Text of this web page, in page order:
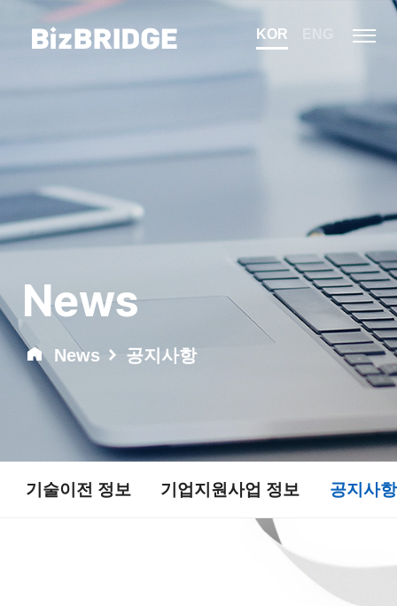
KOR
News
News 공지사항
기술이전 정보​ 기업지원사업 정보​ 공지사항